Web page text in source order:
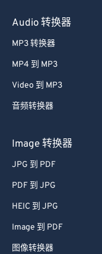
Audio 转换器
MP3 转换器
MP4 到 MP3
Video 到 MP3
音频转换器
Image 转换器
JPG 到 PDF
PDF 到 JPG
HEIC 到 JPG
Image 到 PDF
图像转换器